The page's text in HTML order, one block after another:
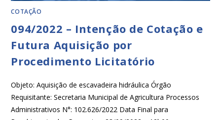
COTAÇÃO
094/2022 – Intenção de Cotação e
Futura Aquisição por
Procedimento Licitatório
Objeto: Aquisição de escavadeira hidráulica Órgão
Requisitante: Secretaria Municipal de Agricultura Processos
Administrativos N°: 102.626/2022 Data Final para